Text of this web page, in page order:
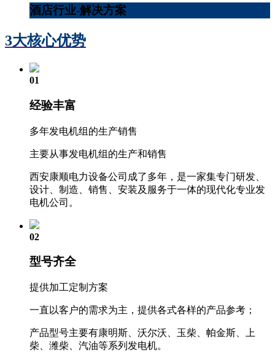
酒店行业-解决方案
3大核心优势
01
经验丰富
多年发电机组的生产销售
主要从事发电机组的生产和销售
西安康顺电力设备公司成了多年，是一家集专门研发、
设计、制造、销售、安装及服务于一体的现代化专业发
电机公司。
02
型号齐全
提供加工定制方案
一直以客户的需求为主，提供各式各样的产品参考；
产品型号主要有康明斯、沃尔沃、玉柴、帕金斯、上
柴、潍柴、汽油等系列发电机。